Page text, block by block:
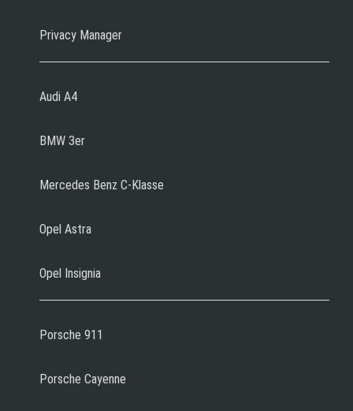
Privacy Manager
Audi A4
BMW 3er
Mercedes Benz C-Klasse
Opel Astra
Opel Insignia
Porsche 911
Porsche Cayenne